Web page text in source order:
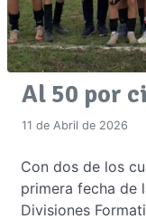
Al 50 por
11 de Abril de 2026
Con dos de los
primera fecha de
Divisiones